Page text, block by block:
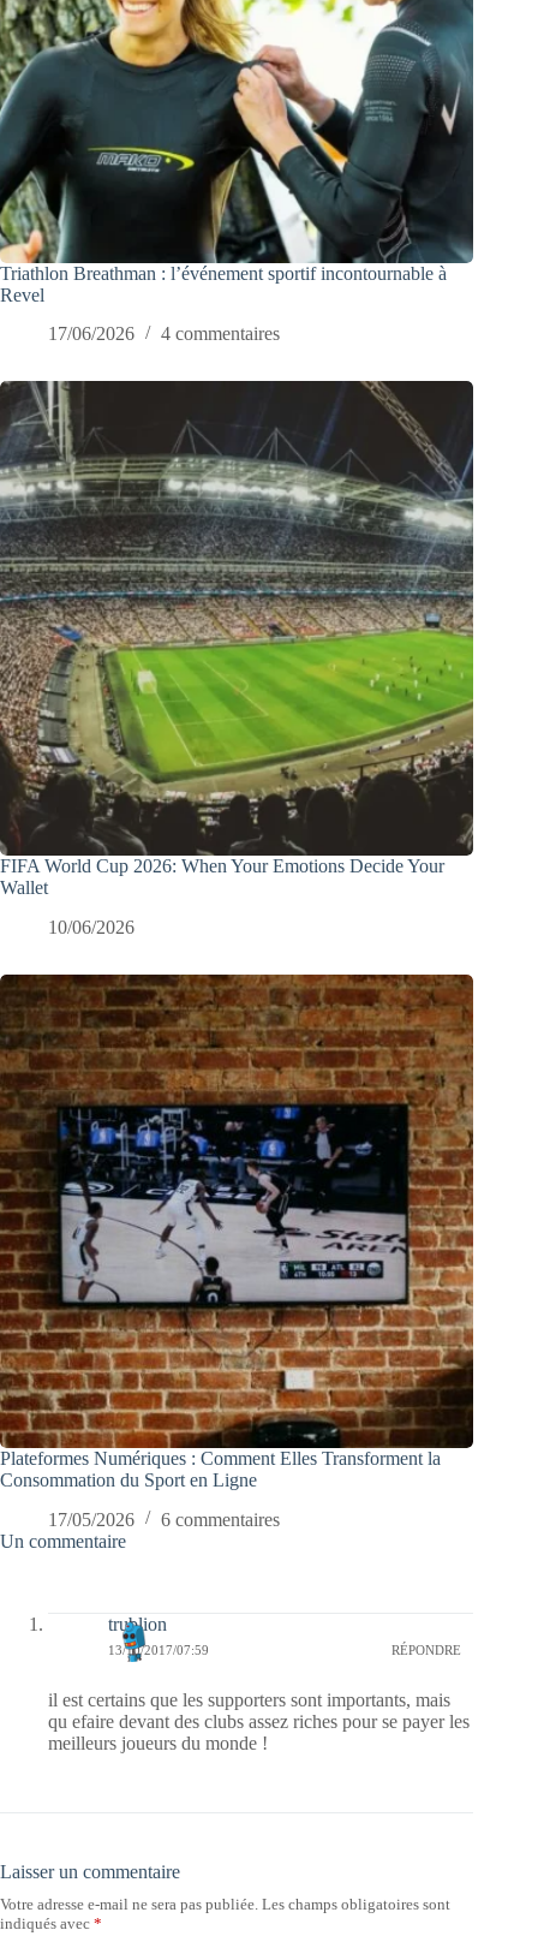
Triathlon Breathman : l’événement sportif incontournable à
Revel
17/06/2026
4 commentaires
FIFA World Cup 2026: When Your Emotions Decide Your
Wallet
10/06/2026
Plateformes Numériques : Comment Elles Transforment la
Consommation du Sport en Ligne
17/05/2026
6 commentaires
Un commentaire
trublion
13/10/2017/07:59 RÉPONDRE
il est certains que les supporters sont importants, mais
qu efaire devant des clubs assez riches pour se payer les
meilleurs joueurs du monde !
Laisser un commentaire
Votre adresse e-mail ne sera pas publiée. Les champs obligatoires sont
indiqués avec *